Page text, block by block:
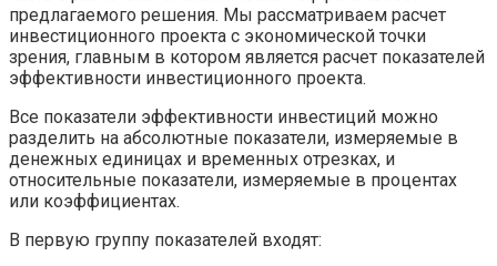
предлагаемого решения. Мы рассматриваем расчет
инвестиционного проекта с экономической точки
зрения, главным в котором является расчет показателей
эффективности инвестиционного проекта.
Все показатели эффективности инвестиций можно
разделить на абсолютные показатели, измеряемые в
денежных единицах и временных отрезках, и
относительные показатели, измеряемые в процентах
или коэффициентах.
В первую группу показателей входят: